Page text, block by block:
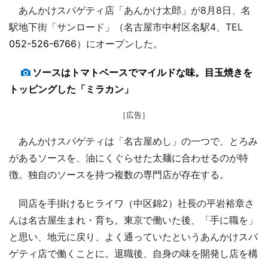
あんかけスパゲティ店「あんかけ太郎」が8月8日、名
駅地下街「サンロード」（名古屋市中村区名駅4、TEL
052-526-6766）にオープンした。
ソースはトマトベースでマイルドな味。目玉焼きを
トッピングした「ミラカン」
［広告］
あんかけスパゲティは「名古屋めし」の一つで、とろみ
があるソースを、油にくぐらせた太麺に合わせるのが特
徴。独自のソースを持つ複数の専門店が存在する。
同店を手掛けるヒライワ（中区錦2）社長の平岩裕章さ
んは名古屋生まれ・育ち。東京で働いた後、「手に職を」
と思い、地元に戻り、よく通っていたというあんかけスパ
ゲティ店で働くことに。退職後、自身の味を開発し店を構